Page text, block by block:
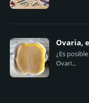
Ovaria,
¿Es
Ovari...